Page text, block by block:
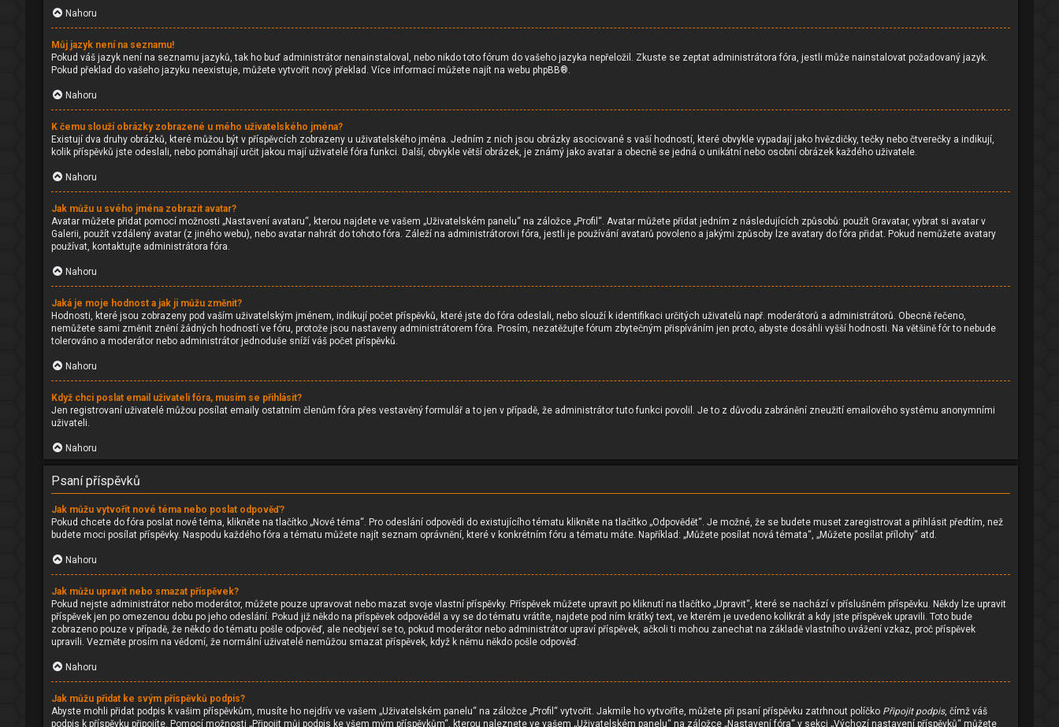
Nahoru
Můj jazyk není na seznamu!
Pokud váš jazyk není na seznamu jazyků, tak ho buď administrátor nenainstaloval, nebo nikdo toto fórum do vašeho jazyka nepřeložil. Zkuste se zeptat administrátora fóra, jestli může nainstalovat požadovaný jazyk.
Pokud překlad do vašeho jazyku neexistuje, můžete vytvořit nový překlad. Více informací můžete najít na webu phpBB®.
Nahoru
K čemu slouží obrázky zobrazené u mého uživatelského jména?
Existují dva druhy obrázků, které můžou být v příspěvcích zobrazeny u uživatelského jména. Jedním z nich jsou obrázky asociované s vaší hodností, které obvykle vypadají jako hvězdičky, tečky nebo čtverečky a indikují,
kolik příspěvků jste odeslali, nebo pomáhají určit jakou mají uživatelé fóra funkci. Další, obvykle větší obrázek, je známý jako avatar a obecně se jedná o unikátní nebo osobní obrázek každého uživatele.
Nahoru
Jak můžu u svého jména zobrazit avatar?
Avatar můžete přidat pomocí možnosti „Nastavení avataru“, kterou najdete ve vašem „Uživatelském panelu“ na záložce „Profil“. Avatar můžete přidat jedním z následujících způsobů: použít Gravatar, vybrat si avatar v
Galerii, použít vzdálený avatar (z jiného webu), nebo avatar nahrát do tohoto fóra. Záleží na administrátorovi fóra, jestli je používání avatarů povoleno a jakými způsoby lze avatary do fóra přidat. Pokud nemůžete avatary
používat, kontaktujte administrátora fóra.
Nahoru
Jaká je moje hodnost a jak ji můžu změnit?
Hodnosti, které jsou zobrazeny pod vaším uživatelským jménem, indikují počet příspěvků, které jste do fóra odeslali, nebo slouží k identifikaci určitých uživatelů např. moderátorů a administrátorů. Obecně řečeno,
nemůžete sami změnit znění žádných hodností ve fóru, protože jsou nastaveny administrátorem fóra. Prosím, nezatěžujte fórum zbytečným přispíváním jen proto, abyste dosáhli vyšší hodnosti. Na většině fór to nebude
tolerováno a moderátor nebo administrátor jednoduše sníží váš počet příspěvků.
Nahoru
Když chci poslat email uživateli fóra, musím se přihlásit?
Jen registrovaní uživatelé můžou posílat emaily ostatním členům fóra přes vestavěný formulář a to jen v případě, že administrátor tuto funkci povolil. Je to z důvodu zabránění zneužití emailového systému anonymními
uživateli.
Nahoru
Psaní příspěvků
Jak můžu vytvořit nové téma nebo poslat odpověď?
Pokud chcete do fóra poslat nové téma, klikněte na tlačítko „Nové téma“. Pro odeslání odpovědi do existujícího tématu klikněte na tlačítko „Odpovědět“. Je možné, že se budete muset zaregistrovat a přihlásit předtím, než
budete moci posílat příspěvky. Naspodu každého fóra a tématu můžete najít seznam oprávnění, které v konkrétním fóru a tématu máte. Například: „Můžete posílat nová témata“, „Můžete posílat přílohy“ atd.
Nahoru
Jak můžu upravit nebo smazat příspěvek?
Pokud nejste administrátor nebo moderátor, můžete pouze upravovat nebo mazat svoje vlastní příspěvky. Příspěvek můžete upravit po kliknutí na tlačítko „Upravit“, které se nachází v příslušném příspěvku. Někdy lze upravit
příspěvek jen po omezenou dobu po jeho odeslání. Pokud již někdo na příspěvek odpověděl a vy se do tématu vrátíte, najdete pod ním krátký text, ve kterém je uvedeno kolikrát a kdy jste příspěvek upravili. Toto bude
zobrazeno pouze v případě, že někdo do tématu pošle odpověď, ale neobjeví se to, pokud moderátor nebo administrátor upraví příspěvek, ačkoli ti mohou zanechat na základě vlastního uvážení vzkaz, proč příspěvek
upravili. Vezměte prosím na vědomí, že normální uživatelé nemůžou smazat příspěvek, když k němu někdo pošle odpověď.
Nahoru
Jak můžu přidat ke svým příspěvků podpis?
Abyste mohli přidat podpis k vašim příspěvkům, musíte ho nejdřív ve vašem „Uživatelském panelu“ na záložce „Profil“ vytvořit. Jakmile ho vytvoříte, můžete při psaní příspěvku zatrhnout políčko Připojit podpis, čímž váš
podpis k příspěvku připojíte. Pomocí možnosti „Připojit můj podpis ke všem mým příspěvkům“, kterou naleznete ve vašem „Uživatelském panelu“ na záložce „Nastavení fóra“ v sekci „Výchozí nastavení příspěvků“ můžete